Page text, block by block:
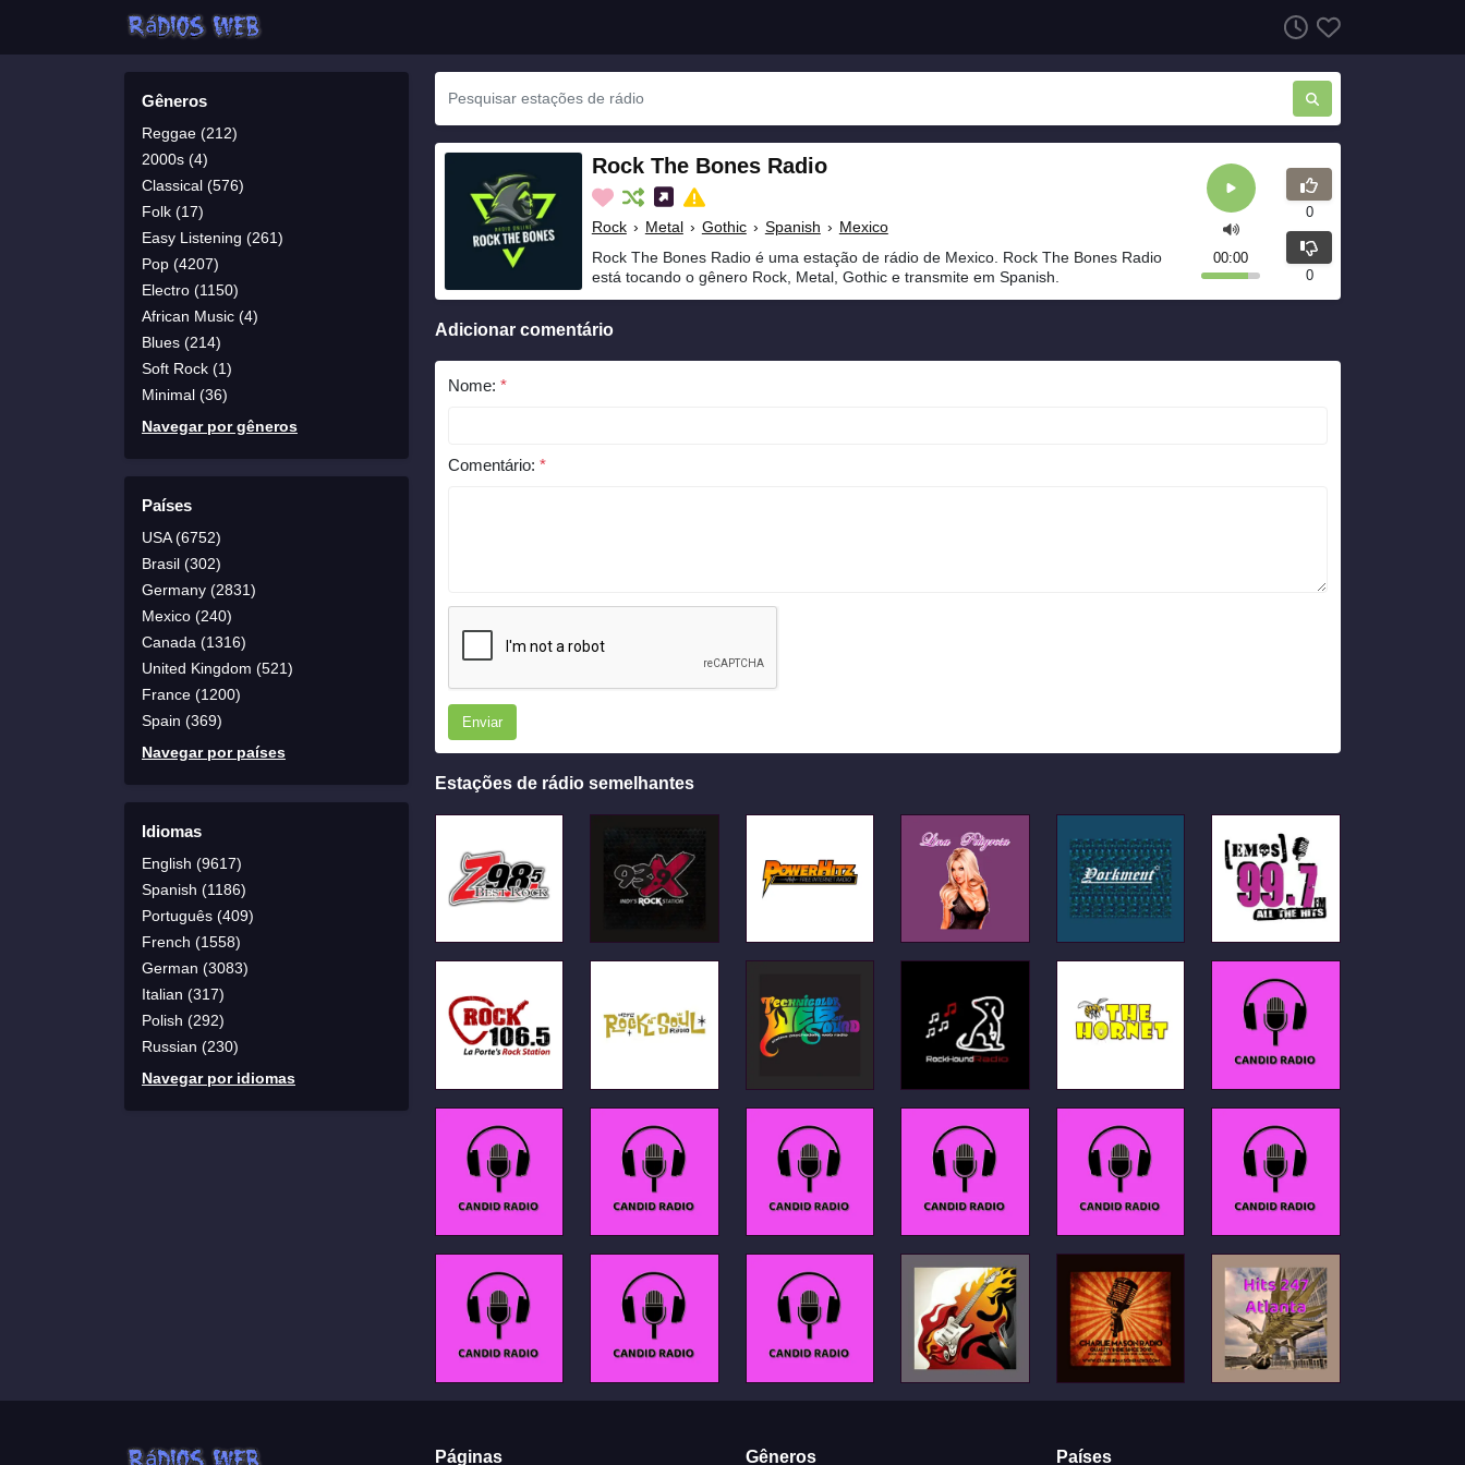
Gêneros
Reggae (212)
2000s (4)
Classical (576)
Folk (17)
Easy Listening (261)
Pop (4207)
Electro (1150)
African Music (4)
Blues (214)
Soft Rock (1)
Minimal (36)
Navegar por gêneros
Países
USA (6752)
Brasil (302)
Germany (2831)
Mexico (240)
Canada (1316)
United Kingdom (521)
France (1200)
Spain (369)
Navegar por países
Idiomas
English (9617)
Spanish (1186)
Português (409)
French (1558)
German (3083)
Italian (317)
Polish (292)
Russian (230)
Navegar por idiomas
Rock The Bones Radio
Rock › Metal › Gothic › Spanish › Mexico
Rock The Bones Radio é uma estação de rádio de Mexico. Rock The Bones Radio
está tocando o gênero Rock, Metal, Gothic e transmite em Spanish.
00:00
0
0
Adicionar comentário
Nome: *
Comentário: *
Enviar
Estações de rádio semelhantes
Páginas Gêneros Países